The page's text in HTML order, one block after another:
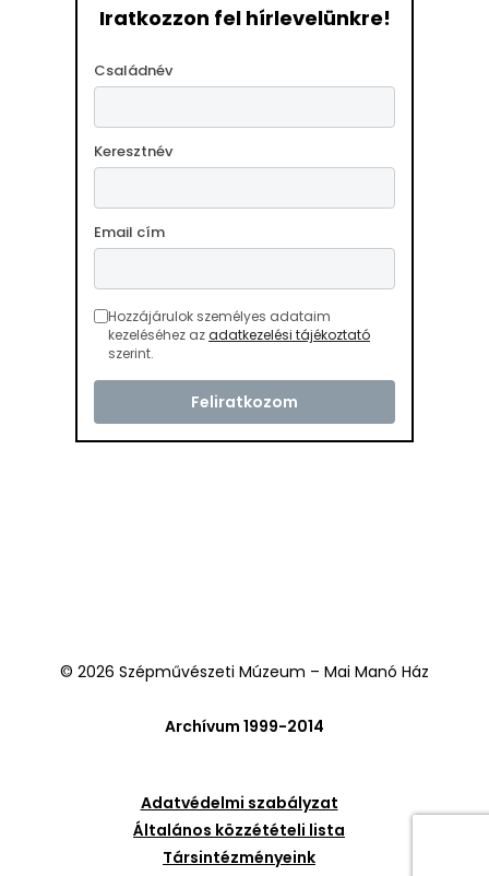
Iratkozzon fel hírlevelünkre!
Családnév
Keresztnév
Email cím
Hozzájárulok személyes adataim
kezeléséhez azadatkezelési tájékoztató
szerint.
© 2026 Szépművészeti Múzeum – Mai Manó Ház
Archívum 1999-2014
Adatvédelmi szabályzat
Általános közzétételi lista
Társintézményeink